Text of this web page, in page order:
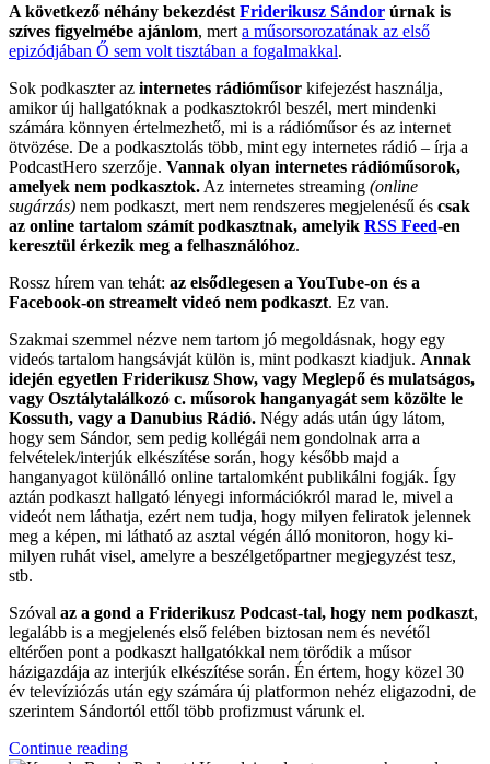
A következő néhány bekezdést Friderikusz Sándor úrnak is
szíves figyelmébe ajánlom, mert a műsorsorozatának az első
epizódjában Ő sem volt tisztában a fogalmakkal.
Sok podkaszter az internetes rádióműsor kifejezést használja,
amikor új hallgatóknak a podkasztokról beszél, mert mindenki
számára könnyen értelmezhető, mi is a rádióműsor és az internet
ötvözése. De a podkasztolás több, mint egy internetes rádió – írja a
PodcastHero szerzője. Vannak olyan internetes rádióműsorok,
amelyek nem podkasztok. Az internetes streaming (online
sugárzás) nem podkaszt, mert nem rendszeres megjelenésű és csak
az online tartalom számít podkasztnak, amelyik RSS Feed-en
keresztül érkezik meg a felhasználóhoz.
Rossz hírem van tehát: az elsődlegesen a YouTube-on és a
Facebook-on streamelt videó nem podkaszt. Ez van.
Szakmai szemmel nézve nem tartom jó megoldásnak, hogy egy
videós tartalom hangsávját külön is, mint podkaszt kiadjuk. Annak
idején egyetlen Friderikusz Show, vagy Meglepő és mulatságos,
vagy Osztálytalálkozó c. műsorok hanganyagát sem közölte le
Kossuth, vagy a Danubius Rádió. Négy adás után úgy látom,
hogy sem Sándor, sem pedig kollégái nem gondolnak arra a
felvételek/interjúk elkészítése során, hogy később majd a
hanganyagot különálló online tartalomként publikálni fogják. Így
aztán podkaszt hallgató lényegi információkról marad le, mivel a
videót nem láthatja, ezért nem tudja, hogy milyen feliratok jelennek
meg a képen, mi látható az asztal végén álló monitoron, hogy ki-
milyen ruhát visel, amelyre a beszélgetőpartner megjegyzést tesz,
stb.
Szóval az a gond a Friderikusz Podcast-tal, hogy nem podkaszt,
legalább is a megjelenés első felében biztosan nem és nevétől
eltérően pont a podkaszt hallgatókkal nem törődik a műsor
házigazdája az interjúk elkészítése során. Én értem, hogy közel 30
év televíziózás után egy számára új platformon nehéz eligazodni, de
szerintem Sándortól ettől több profizmust várunk el.
Continue reading“A